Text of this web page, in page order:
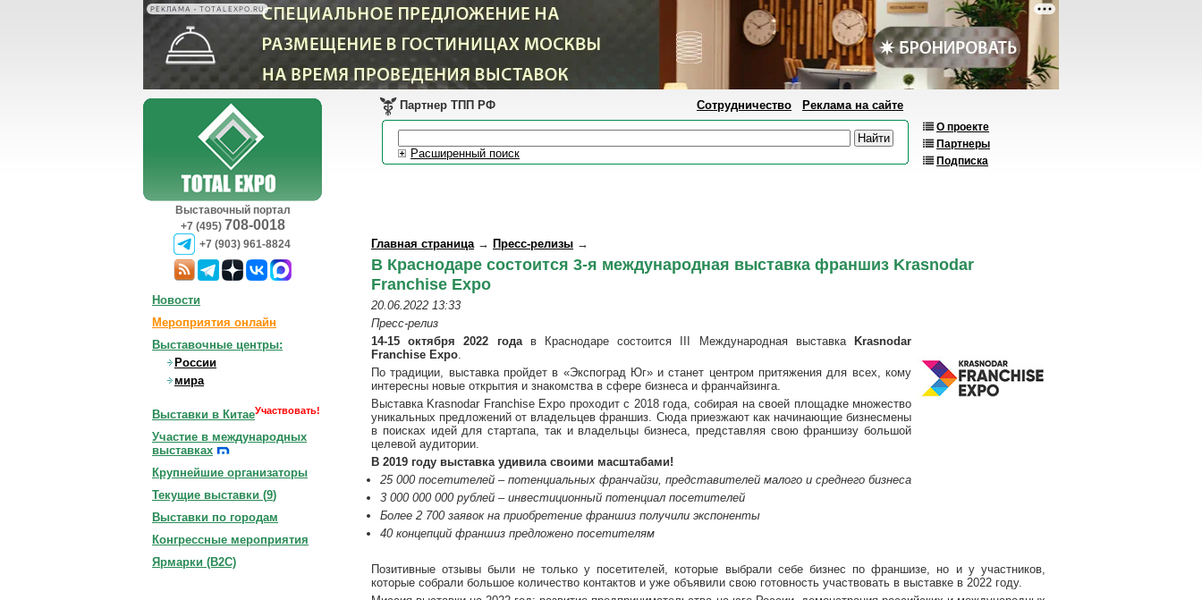
РЕКЛАМА • TOTALEXPO.RU
Выставочный портал
+7 (495) 708-0018
+7 (903) 961-8824
О проекте
Партнеры
Подписка
Партнер ТПП РФ Сотрудничество Реклама на сайте
Расширенный поиск
Главная страница→ Пресс-релизы →
В Краснодаре состоится 3-я международная выставка франшиз Krasnodar
Franchise Expo
20.06.2022 13:33
Пресс-релиз
14-15 октября 2022 годав Краснодаре состоится III Международная выставка
Krasnodar
Franchise Expo.
По традиции, выставка пройдет в «Экспоград Юг» и станет центром притяжения для всех, кому
интересны новые открытия и знакомства в сфере бизнеса и франчайзинга.
Выставка Krasnodar Franchise Expo проходит с 2018 года, собирая на своей площадке множество
уникальных предложений от владельцев франшиз. Сюда приезжают как начинающие бизнесмены
в поисках идей для стартапа, так и владельцы бизнеса, представляя свою франшизу большой
целевой аудитории.
В 2019 году выставка удивила своими масштабами!
25 000 посетителей – потенциальных франчайзи, представителей малого и среднего бизнеса
3 000 000 000 рублей – инвестиционный потенциал посетителей
Более 2 700 заявок на приобретение франшиз получили экспоненты
40 концепций франшиз предложено посетителям
Позитивные отзывы были не только у посетителей, которые выбрали себе бизнес по франшизе, но и у участников,
которые собрали большое количество контактов и уже объявили свою готовность участвовать в выставке в 2022 году.
Новости
Мероприятия онлайн
Выставочные центры:
России
мира
Выставки в КитаеУчаствовать!
Участие в международных
выставках
Крупнейшие организаторы
Текущие выставки (9)
Выставки по городам
Конгрессные мероприятия
Ярмарки (B2C)